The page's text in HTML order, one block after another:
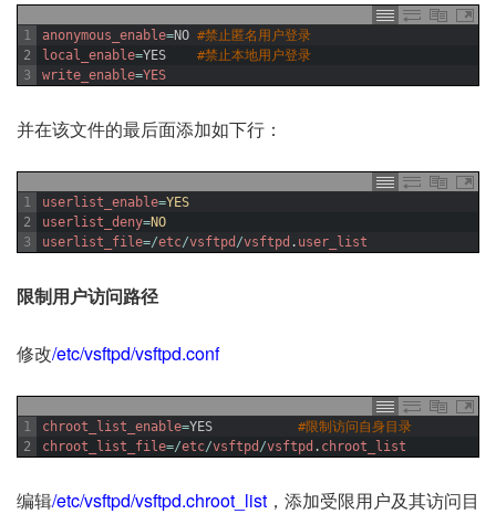
1
2
3
anonymous_enable=NO #禁止匿名用户登录
local_enable=YES
#禁止本地用户登录
write_enable=YES
并在该文件的最后面添加如下行：
1
2
3
userlist_enable=YES
userlist_deny=NO
userlist_file=/etc/vsftpd /vsftpd . user_list
限制用户访问路径
修改/etc/vsftpd/vsftpd.conf
1
2
chroot_list_enable=YES
#限制访问自身目录
chroot_list_file=/etc/vsftpd /vsftpd . chroot_list
编辑/etc/vsftpd/vsftpd.chroot_list ，添加受限用户及其访问目